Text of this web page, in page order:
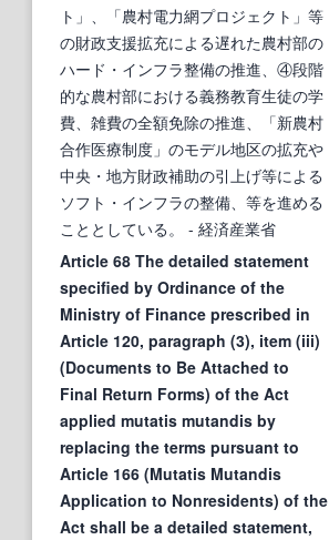
ト」、「農村電力網プロジェクト」等
の財政支援拡充による遅れた農村部の
ハード・インフラ整備の推進、④段階
的な農村部における義務教育生徒の学
費、雑費の全額免除の推進、「新農村
合作医療制度」のモデル地区の拡充や
中央・地方財政補助の引上げ等による
ソフト・インフラの整備、等を進める
こととしている。
- 経済産業省
Article 68 The detailed statement
specified by Ordinance of the
Ministry of Finance prescribed in
Article 120, paragraph (3), item (iii)
(Documents to Be Attached to
Final Return Forms) of the Act
applied mutatis mutandis by
replacing the terms pursuant to
Article 166 (Mutatis Mutandis
Application to Nonresidents) of the
Act shall be a detailed statement,